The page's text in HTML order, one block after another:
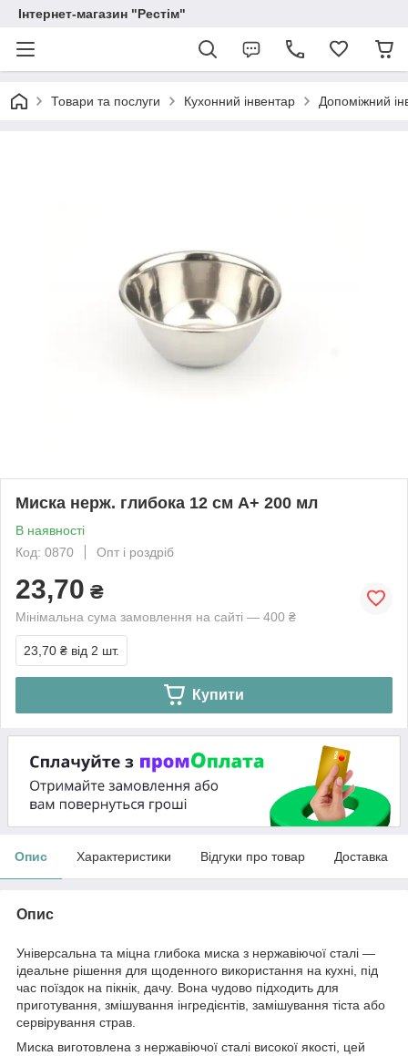
Інтернет-магазин "Рестім"
Товари та послуги Кухонний інвентар Допоміжний
Миска нерж. глибока 12 см А+ 200 мл
В наявності
Код: 0870
Опт і роздріб
23,70 ₴
Мінімальна сума замовлення на сайті — 400 ₴
23,70 ₴ від 2 шт.
Купити
Опис Характеристики Відгуки про товар Доставка
Опис
Універсальна та міцна глибока миска з нержавіючої сталі —
ідеальне рішення для щоденного використання на кухні, під
час поїздок на пікнік, дачу. Вона чудово підходить для
приготування, змішування інгредієнтів, замішування тіста або
сервірування страв.
Миска виготовлена з нержавіючої сталі високої якості, цей